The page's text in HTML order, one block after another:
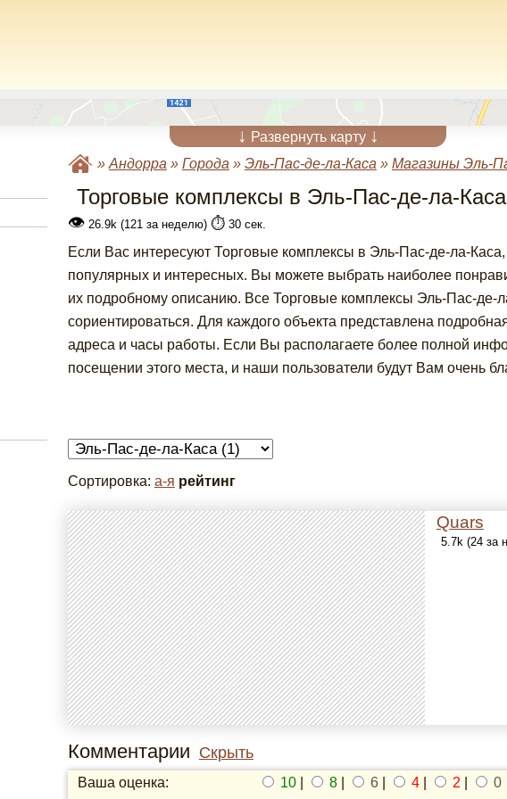
↓ Развернуть карту ↓
» Андорра » Города » Эль-Пас-де-ла-Каса » Магазины Эль-
Торговые комплексы в Эль-Пас-де-ла-Каса
👁26.9k (121 за неделю) ⏱️30 сек.
Если Вас интересуют Торговые комплексы в Эль-Пас-де-ла-
популярных и интересных. Вы можете выбрать наиболее
их подробному описанию. Все Торговые комплексы Эль-Пас-де-
сориентироваться. Для каждого объекта представлена
адреса и часы работы. Если Вы располагаете более полной
посещении этого места, и наши пользователи будут Вам очень
Сортировка: а-я рейтинг
Quars
5.7k (24 за
Комментарии Скрыть
Ваша оценка: 10| 8| 6| 4| 2
0